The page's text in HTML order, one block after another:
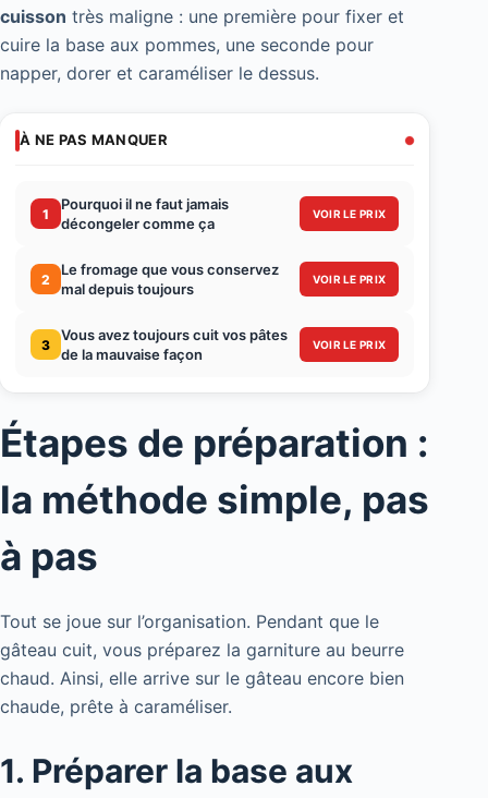
cuisson très maligne : une première pour fixer et
cuire la base aux pommes, une seconde pour
napper, dorer et caraméliser le dessus.
À NE PAS MANQUER
1
Pourquoi il ne faut jamais
décongeler comme ça
VOIR LE PRIX
2
Le fromage que vous conservez
mal depuis toujours
VOIR LE PRIX
3
Vous avez toujours cuit vos pâtes
de la mauvaise façon
VOIR LE PRIX
Étapes de préparation :
la méthode simple, pas
à pas
Tout se joue sur l’organisation. Pendant que le
gâteau cuit, vous préparez la garniture au beurre
chaud. Ainsi, elle arrive sur le gâteau encore bien
chaude, prête à caraméliser.
1. Préparer la base aux